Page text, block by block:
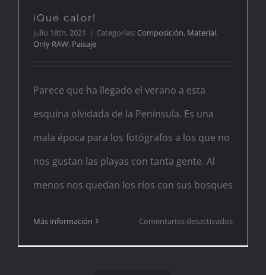
¡Qué calor!
julio 18th, 2021 | Categorías: Composición, Material,
Only RAW, Paisaje
Parece que ha llegado el verano a esta
esquina olvidada de la Península. Es una
mala época para los fotógrafos a los que no
nos gustan las playas con tanta gente. Al
menos nos quedan los ríos con sus bosques
Más información Comentarios desactivadosen